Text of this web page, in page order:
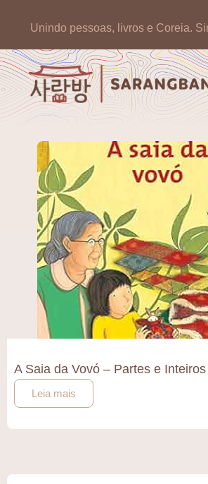
Unindo pessoas, livros e Coreia.
A Saia da Vovó – Partes e
Leia mais